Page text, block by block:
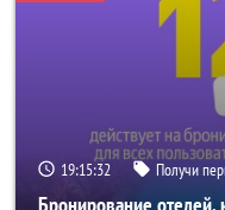
19:15:29 Получи